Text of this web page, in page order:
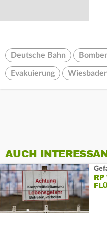
Deutsche Bahn
Evakuierung
AUCH
RP